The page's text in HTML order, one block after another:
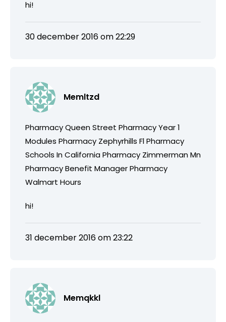
hi!
30 december 2016 om 22:29
Memltzd
Pharmacy Queen Street Pharmacy Year 1
Modules Pharmacy Zephyrhills Fl Pharmacy
Schools In California Pharmacy Zimmerman Mn
Pharmacy Benefit Manager Pharmacy
Walmart Hours
hi!
31 december 2016 om 23:22
Memqkkl